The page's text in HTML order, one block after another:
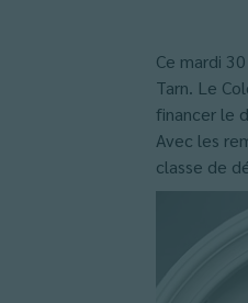
Ce mardi
Tarn. Le
financer le
Avec les
classe de